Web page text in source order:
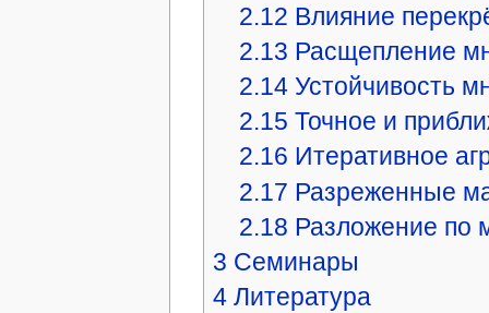
2.12 Влияние
2.13 Расщепление
2.14 Устойчивость
2.15 Точное и
2.16 Итеративное
2.17 Разреженные
2.18 Разложение по
3 Семинары
4 Литература